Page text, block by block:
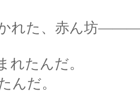
れた、赤ん坊―――
れたんだ。
んだ。